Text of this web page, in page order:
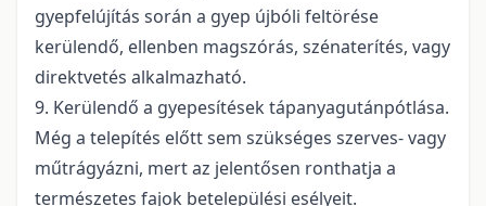
gyepfelújítás során a gyep újbóli feltörése
kerülendő, ellenben magszórás, szénaterítés, vagy
direktvetés alkalmazható.
9. Kerülendő a gyepesítések tápanyagutánpótlása.
Még a telepítés előtt sem szükséges szerves- vagy
műtrágyázni, mert az jelentősen ronthatja a
természetes fajok betelepülési esélyeit.